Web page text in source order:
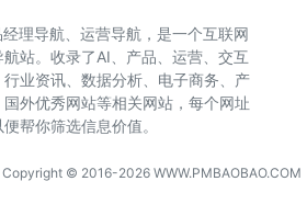
理导航、运营导航，是一个互联网
航站。收录了AI、产品、运营、交互
业资讯、数据分析、电子商务、产
外优秀网站等相关网站，每个网址
帮你筛选信息价值。
Copyright © 2016-2026 WWW.PMBAOBAO.COM